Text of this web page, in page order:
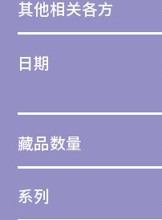
其他相关各方
日期
藏品数量
系列